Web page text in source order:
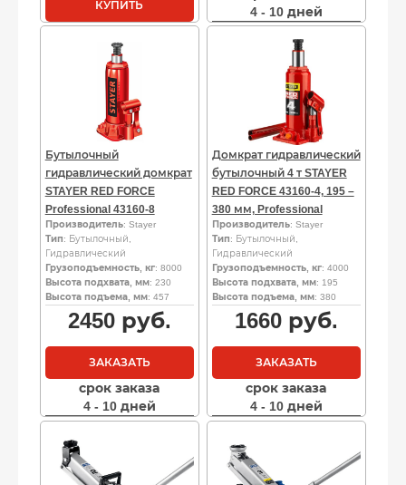
КУПИТЬ
4 - 10 дней
Бутылочный
гидравлический домкрат
STAYER RED FORCE
Professional 43160-8
Производитель: Stayer
Тип: Бутылочный,
Гидравлический
Грузоподъемность, кг: 8000
Высота подхвата, мм: 230
Высота подъема, мм: 457
2450руб.
ЗАКАЗАТЬ
срок заказа
4 - 10 дней
Домкрат гидравлический
бутылочный 4 т STAYER
RED FORCE 43160-4, 195 –
380 мм, Professional
Производитель: Stayer
Тип: Бутылочный,
Гидравлический
Грузоподъемность, кг: 4000
Высота подхвата, мм: 195
Высота подъема, мм: 380
1660руб.
ЗАКАЗАТЬ
срок заказа
4 - 10 дней